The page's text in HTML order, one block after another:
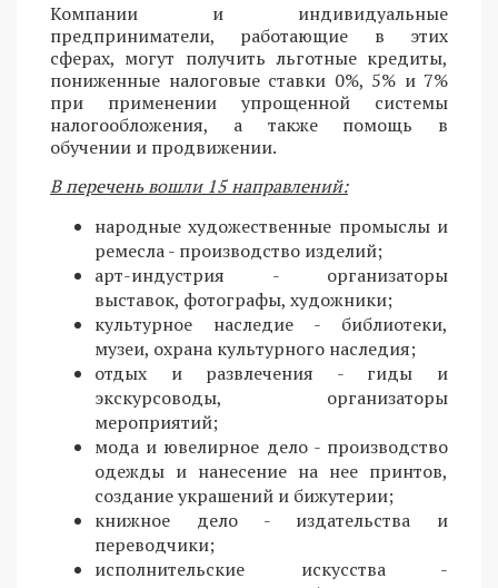
Компании и индивидуальные
предприниматели, работающие в этих
сферах, могут получить льготные кредиты,
пониженные налоговые ставки 0%, 5% и 7%
при применении упрощенной системы
налогообложения, а также помощь в
обучении и продвижении.
В перечень вошли 15 направлений:
народные художественные промыслы и
ремесла - производство изделий;
арт-индустрия - организаторы
выставок, фотографы, художники;
культурное наследие - библиотеки,
музеи, охрана культурного наследия;
отдых и развлечения - гиды и
экскурсоводы, организаторы
мероприятий;
мода и ювелирное дело - производство
одежды и нанесение на нее принтов,
создание украшений и бижутерии;
книжное дело - издательства и
переводчики;
исполнительские искусства -